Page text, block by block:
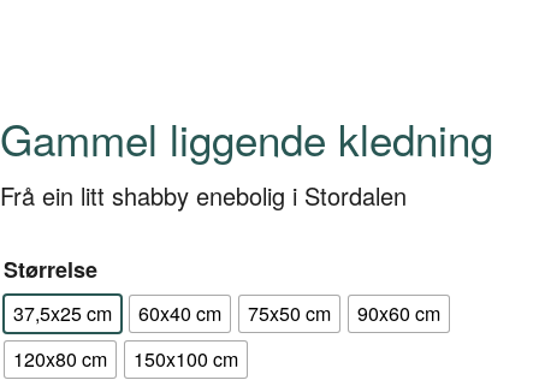
Gammel liggende kledning
Frå ein litt shabby enebolig i Stordalen
Størrelse
37,5x25 cm 60x40 cm 75x50 cm
90x60 cm
120x80 cm
150x100 cm